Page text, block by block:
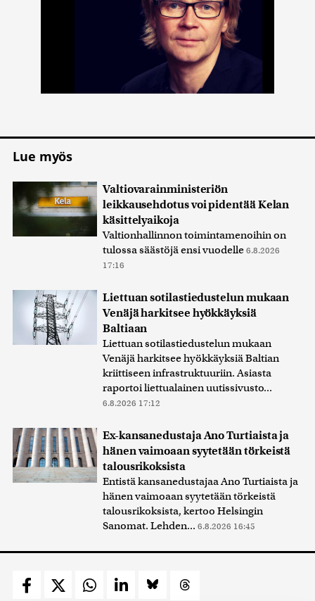
Lue myös
Valtiovarainministeriön
leikkausehdotus voi pidentää Kelan
käsittelyaikoja
Valtionhallinnon toimintamenoihin on
tulossa säästöjä ensi vuodelle 6.8.2026
17:16
Liettuan sotilastiedustelun mukaan
Venäjä harkitsee hyökkäyksiä
Baltiaan
Liettuan sotilastiedustelun mukaan
Venäjä harkitsee hyökkäyksiä Baltian
kriittiseen infrastruktuuriin. Asiasta
raportoi liettualainen uutissivusto...
6.8.2026 17:12
Ex-kansanedustaja Ano Turtiaista ja
hänen vaimoaan syytetään törkeistä
talousrikoksista
Entistä kansanedustajaa Ano Turtiaista ja
hänen vaimoaan syytetään törkeistä
talousrikoksista, kertoo Helsingin
Sanomat. Lehden... 6.8.2026 16:45